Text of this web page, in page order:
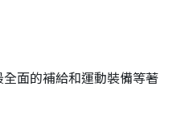
面的補給和運動裝備等著